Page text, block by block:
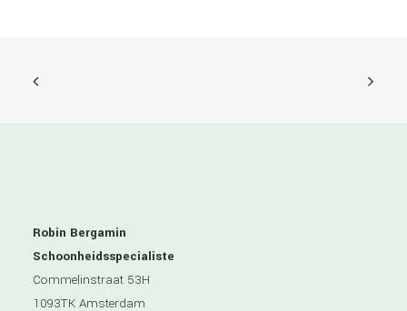
Robin Bergamin
Schoonheidsspecialiste
Commelinstraat 53H
1093TK Amsterdam